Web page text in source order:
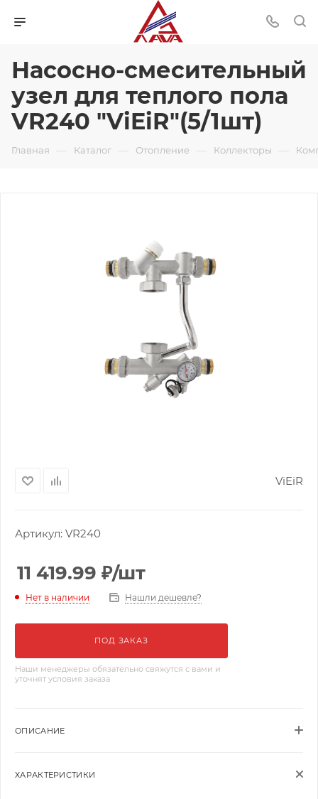
Насосно-смесительный
узел для теплого пола
VR240 "ViEiR"(5/1шт)
Главная — Каталог — Отопление — Коллекторы —
ViEiR
Артикул: VR240
11 419.99 ₽/шт
Нет в наличии Нашли дешевле?
ПОД ЗАКАЗ
Наши менеджеры обязательно свяжутся с вами и
уточнят условия заказа
ОПИСАНИЕ
ХАРАКТЕРИСТИКИ